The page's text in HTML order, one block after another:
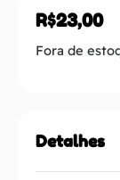
R$23,00
Fora de
Detalhes